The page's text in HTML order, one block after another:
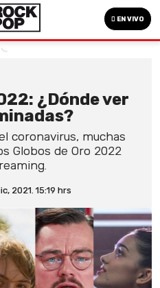
EN VIVO
¿Dónde ver
coronavirus, muchas
Globos de Oro 2022
2021. 15:19 hrs